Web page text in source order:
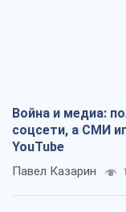
Война и медиа:
соцсети, а СМИ
YouTube
Павел Казарин